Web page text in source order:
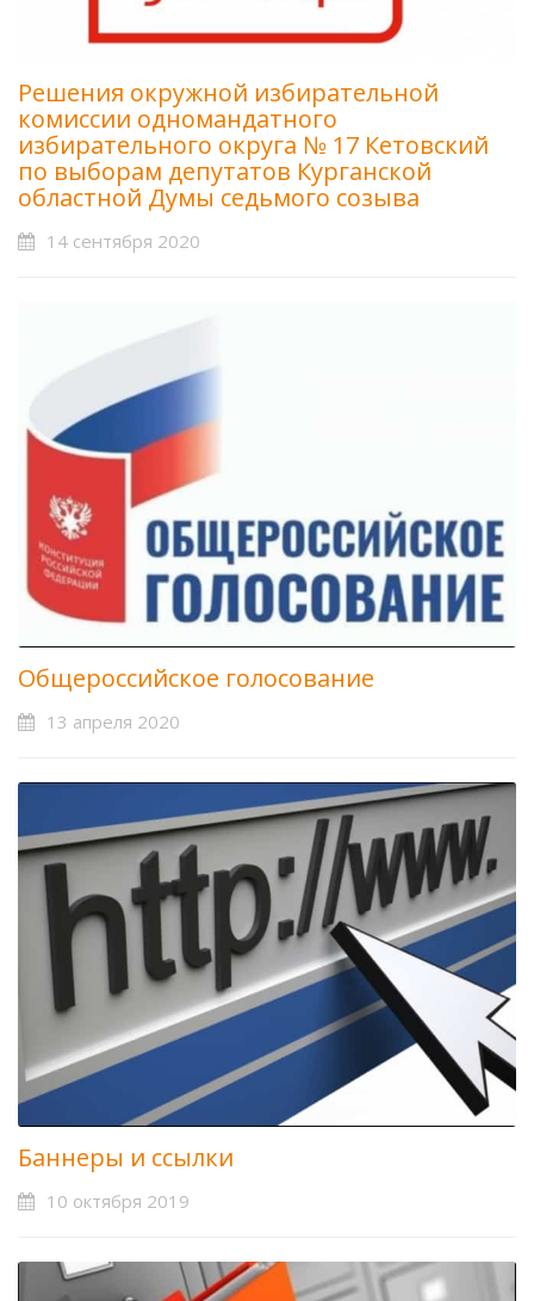
Решения окружной избирательной
комиссии одномандатного
избирательного округа № 17 Кетовский
по выборам депутатов Курганской
областной Думы седьмого созыва
14 сентября 2020
Общероссийское голосование
13 апреля 2020
Баннеры и ссылки
10 октября 2019